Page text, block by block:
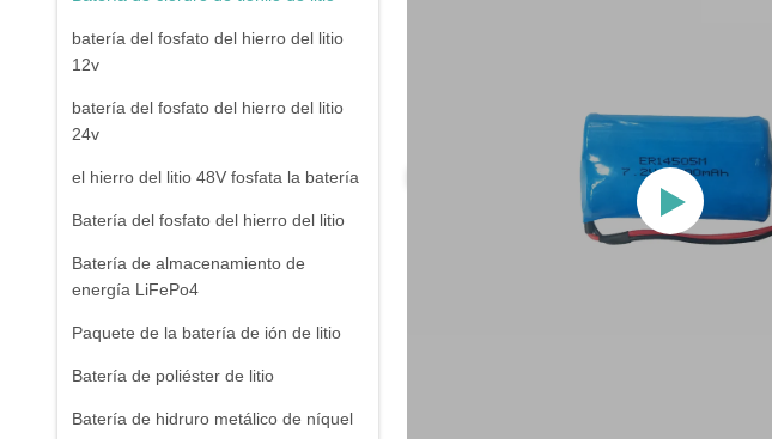
batería del fosfato del hierro del litio
12v
batería del fosfato del hierro del litio
24v
el hierro del litio 48V fosfata la batería
Batería del fosfato del hierro del litio
Batería de almacenamiento de
energía LiFePo4
Paquete de la batería de ión de litio
Batería de poliéster de litio
Batería de hidruro metálico de níquel